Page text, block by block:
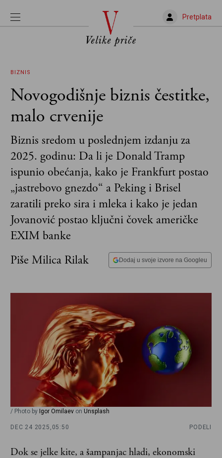
Pretplata
BIZNIS
Novogodišnje biznis čestitke,
malo crvenije
Biznis sredom u poslednjem izdanju za
2025. godinu: Da li je Donald Tramp
ispunio obećanja, kako je Frankfurt postao
„jastrebovo gnezdo“ a Peking i Brisel
zaratili preko sira i mleka i kako je jedan
Jovanović postao ključni čovek američke
EXIM banke
Piše Milica Rilak
Dodaj u svoje izvore na Googleu
/ Photo by Igor Omilaev on Unsplash
DEC 24 2025, 05:50 PODELI
Dok se jelke kite, a šampanjac hladi, ekonomski